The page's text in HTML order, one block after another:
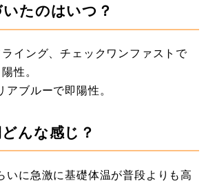
たのはいつ？
イング、チェックワンファストで
性。
ブルーで即陽性。
んな感じ？
いに急激に基礎体温が普段よりも高